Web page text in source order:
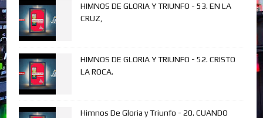
HIMNOS DE GLORIA Y TRIUNFO - 53. EN LA
CRUZ,
HIMNOS DE GLORIA Y TRIUNFO - 52. CRISTO
LA ROCA.
Himnos De Gloria y Triunfo - 20. CUANDO